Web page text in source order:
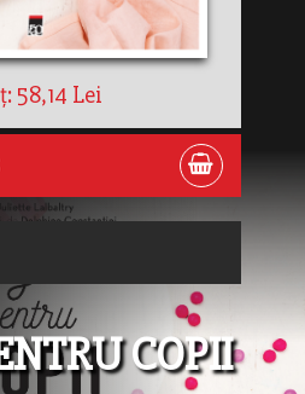
58,14 Lei
COPII